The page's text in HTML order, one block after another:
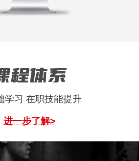
程体系
学习 在职技能提升
进一步了解>